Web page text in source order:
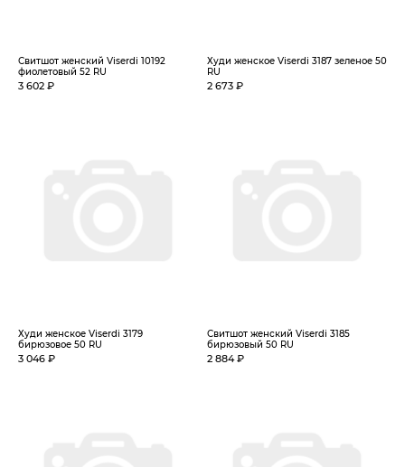
Свитшот женский Viserdi 10192
фиолетовый 52 RU
3 602 ₽
Худи женское Viserdi 3187 зеленое 50
RU
2 673 ₽
Худи женское Viserdi 3179
бирюзовое 50 RU
3 046 ₽
Свитшот женский Viserdi 3185
бирюзовый 50 RU
2 884 ₽